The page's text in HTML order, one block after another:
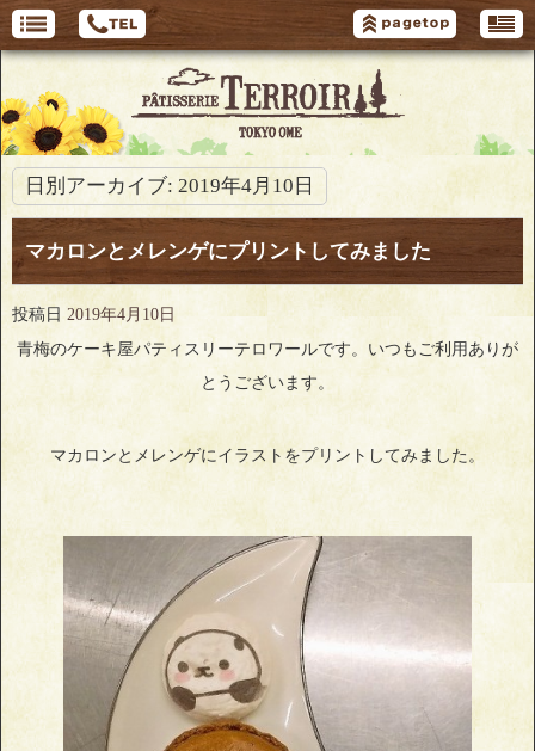
日別アーカイブ: 2019年4月10日
マカロンとメレンゲにプリントしてみました
投稿日 2019年4月10日
青梅のケーキ屋パティスリーテロワールです。いつもご利用ありが
とうございます。
マカロンとメレンゲにイラストをプリントしてみました。